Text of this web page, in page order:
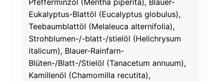
Pfefferminzöl (Mentha piperita), Blauer-
Eukalyptus-Blattöl (Eucalyptus globulus),
Teebaumblattöl (Melaleuca alternifolia),
Strohblumen-/-blatt-/stielöl (Helichrysum
italicum), Blauer-Rainfarn-
Blüten-/Blatt-/Stielöl (Tanacetum annuum),
Kamillenöl (Chamomilla recutita),